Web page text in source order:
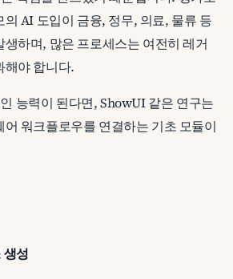
AI 도입이 금융, 정무, 의료, 물류 등
하며, 많은 프로세스는 여전히 레거
해야 합니다.
능력이 된다면, ShowUI 같은 연구는
워크플로우를 연결하는 기초 모듈이
성